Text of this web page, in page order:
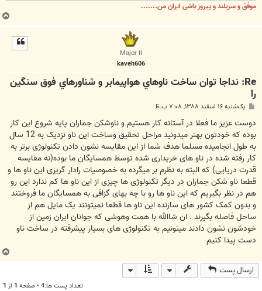
موفق و سربلند و پیروز باشی ایران من.......
Major II
kaveh606
Re: نداجا توان ساخت ناوهاي هواپيمابر و شناورهاي فوق سنگين
را
ت
یک‌شنبه ۱۶ اسفند ۱۳۸۸, ۷:۰۸ ب.ظ
دوست عزیز ما فعلا در آستانه کار هستیم و ناوشکن جماران پایه شروع این کار
بوده که خودتون بهتر میدونید مراحل تحقیق وساخت این ناو نزدیک به 12 سال
به طول انجامیده مسلما هدف شما از این مقایسه نشون دادن تکنولوژی برتر به
کار رفته شده در ناو های خریداری شده توسط همسایگان ما بوده(نه مقایسه
قدرت دریایی) که البته به نظرم بر میگرده به خصوصیات رادار گریزی این ناو ها و
قطعا ناو شکن جماران در دیگر تکنولوژی ها چیزی از این ناو ها کم ندارد این رو
هم در نظر بگیریم که این ناو ها رو با چه بهای گزافی به همسایگان ما فروختند
و بدون کمک کشور های سازنده این ناو ها قطعا نمیتونند یک مایل هم از
ساحل فاصله بگیرند . ان شاالله با همت وهوشی که جوانان ایران زمین از
خودشون نشون دادند میتونیم به تکنولوژی های بسیار پیشرفته در ساخت ناو
دست پیدا کنیم
ارسال پست
تعداد پست ها:4 • صفحه 1 از 1